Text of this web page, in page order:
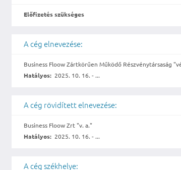
Előfizetés szükséges
A cég elnevezése:
Business Floow Zártkörűen Működő Részvénytársaság
Hatályos: 2025. 10. 16. - ...
A cég rövidített elnevezése:
Business Floow Zrt "v. a."
Hatályos: 2025. 10. 16. - ...
A cég székhelye: